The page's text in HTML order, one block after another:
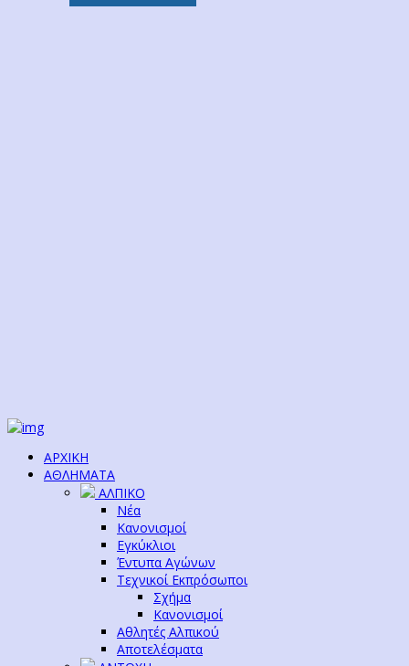
ΑΡΧΙΚΗ
ΑΘΛΗΜΑΤΑ
ΑΛΠΙΚΟ
Νέα
Κανονισμοί
Εγκύκλιοι
Έντυπα Αγώνων
Τεχνικοί Εκπρόσωποι
Σχήμα
Κανονισμοί
Αθλητές Αλπικού
Αποτελέσματα